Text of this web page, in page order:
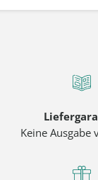
Keine Ausgabe